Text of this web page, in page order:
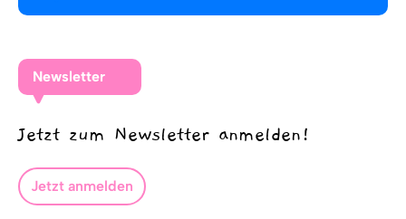
Newsletter
Jetzt zum Newsletter anmelden!
Jetzt anmelden